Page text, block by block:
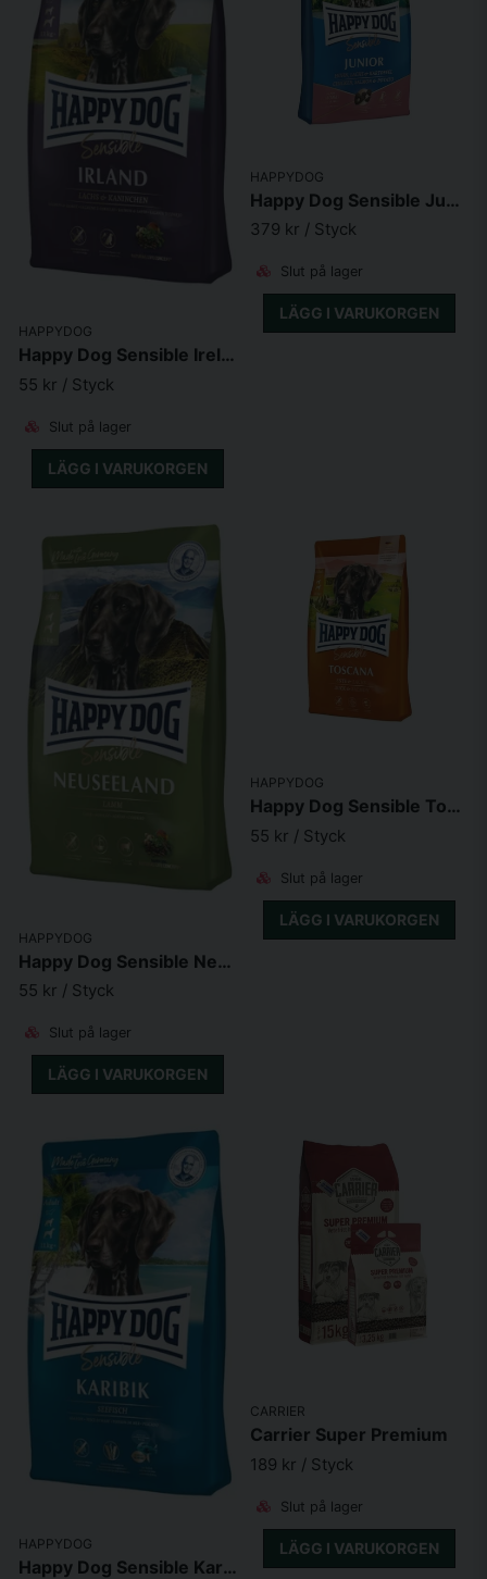
HAPPYDOG
Happy Dog Sensible Ireland
55 kr / Styck
Slut på lager
LÄGG I VARUKORGEN
HAPPYDOG
Happy Dog Sensible Junior Salmon & Potato
379 kr / Styck
Slut på lager
LÄGG I VARUKORGEN
HAPPYDOG
Happy Dog Sensible Neuseeland
55 kr / Styck
Slut på lager
LÄGG I VARUKORGEN
HAPPYDOG
Happy Dog Sensible Toscana
55 kr / Styck
Slut på lager
LÄGG I VARUKORGEN
HAPPYDOG
Happy Dog Sensible Karibik Grainfree
CARRIER
Carrier Super Premium
189 kr / Styck
Slut på lager
LÄGG I VARUKORGEN